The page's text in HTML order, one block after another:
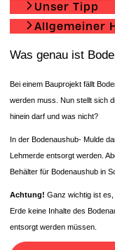
Unser Tipp
Allgemeiner
Was genau ist
Bei einem Bauprojekt fällt
werden muss. Nun stellt sich
hinein darf und was nicht?
In der Bodenaushub- Mulde
Lehmerde entsorgt werden.
Behälter für Bodenaushub in
Achtung! Ganz wichtig ist
Erde keine Inhalte des
entsorgt werden müssen.